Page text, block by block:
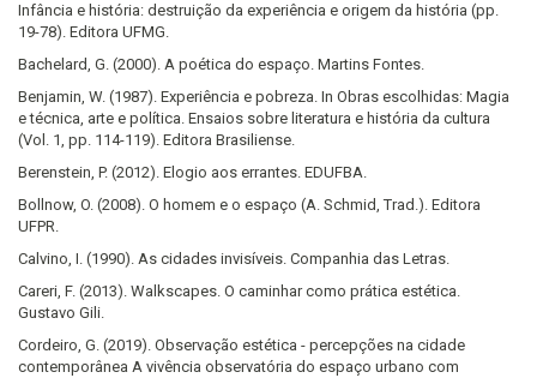
Infância e história: destruição da experiência e origem da história (pp.
19-78). Editora UFMG.
Bachelard, G. (2000). A poética do espaço. Martins Fontes.
Benjamin, W. (1987). Experiência e pobreza. In Obras escolhidas: Magia
e técnica, arte e política. Ensaios sobre literatura e história da cultura
(Vol. 1, pp. 114-119). Editora Brasiliense.
Berenstein, P. (2012). Elogio aos errantes. EDUFBA.
Bollnow, O. (2008). O homem e o espaço (A. Schmid, Trad.). Editora
UFPR.
Calvino, I. (1990). As cidades invisíveis. Companhia das Letras.
Careri, F. (2013). Walkscapes. O caminhar como prática estética.
Gustavo Gili.
Cordeiro, G. (2019). Observação estética - percepções na cidade
contemporânea A vivência observatória do espaço urbano com